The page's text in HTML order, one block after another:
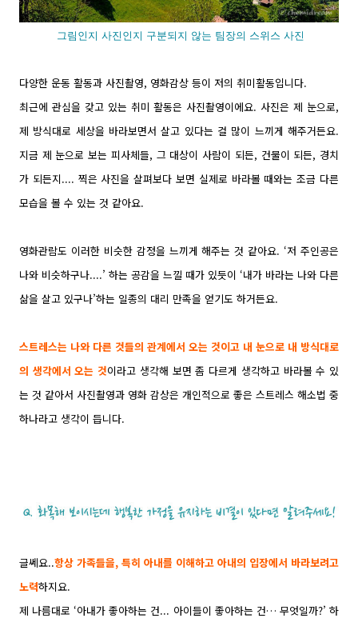
그림인지 사진인지 구분되지 않는 팀장의 스위스 사진
다양한 운동 활동과 사진촬영, 영화감상 등이 저의 취미활동입니다.
최근에 관심을 갖고 있는 취미 활동은 사진촬영이에요. 사진은 제 눈으로,
제 방식대로 세상을 바라보면서 살고 있다는 걸 많이 느끼게 해주거든요.
지금 제 눈으로 보는 피사체들, 그 대상이 사람이 되든, 건물이 되든, 경치
가 되든지.... 찍은 사진을 살펴보다 보면 실제로 바라볼 때와는 조금 다른
모습을 볼 수 있는 것 같아요.
영화관람도 이러한 비슷한 감정을 느끼게 해주는 것 같아요. ‘저 주인공은
나와 비슷하구나....’ 하는 공감을 느낄 때가 있듯이 ‘내가 바라는 나와 다른
삶을 살고 있구나’하는 일종의 대리 만족을 얻기도 하거든요.
스트레스는 나와 다른 것들의 관계에서 오는 것이고 내 눈으로 내 방식대로
의 생각에서 오는 것이라고 생각해 보면 좀 다르게 생각하고 바라볼 수 있
는 것 같아서 사진촬영과 영화 감상은 개인적으로 좋은 스트레스 해소법 중
하나라고 생각이 듭니다.
글쎄요..항상 가족들을, 특히 아내를 이해하고 아내의 입장에서 바라보려고
노력하지요.
제 나름대로 ‘아내가 좋아하는 건... 아이들이 좋아하는 건… 무엇일까?’ 하